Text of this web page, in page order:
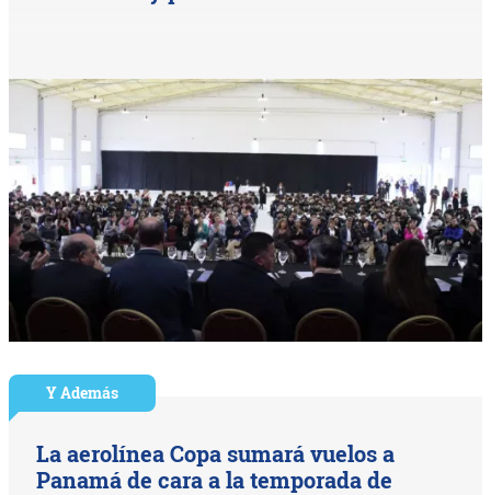
Y Además
La aerolínea Copa sumará vuelos a
Panamá de cara a la temporada de